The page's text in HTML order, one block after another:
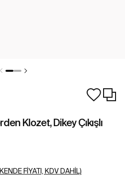
Klozet, Dikey Çıkışlı
FIYATI, KDV DAHIL)